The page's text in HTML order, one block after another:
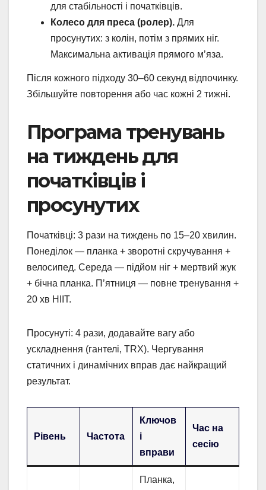
для стабільності і початківців.
Колесо для преса (ролер). Для
просунутих: з колін, потім з прямих ніг.
Максимальна активація прямого м’яза.
Після кожного підходу 30–60 секунд відпочинку.
Збільшуйте повторення або час кожні 2 тижні.
Програма тренувань
на тиждень для
початківців і
просунутих
Початківці: 3 рази на тиждень по 15–20 хвилин.
Понеділок — планка + зворотні скручування +
велосипед. Середа — підйом ніг + мертвий жук
+ бічна планка. П’ятниця — повне тренування +
20 хв HIIT.
Просунуті: 4 рази, додавайте вагу або
ускладнення (гантелі, TRX). Чергування
статичних і динамічних вправ дає найкращий
результат.
Рівень Частота
Ключов
і
вправи
Час на
сесію
Планка,